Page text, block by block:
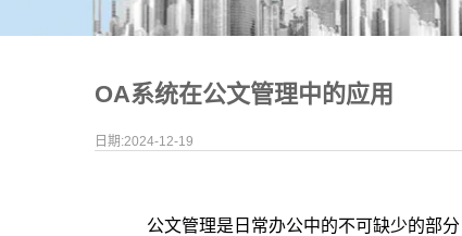
OA系统在公文管理中的应用
日期:2024-12-19
公文管理是日常办公中的不可缺少的部